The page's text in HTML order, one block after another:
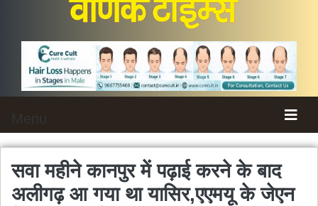
सवा महीने कानपुर में पढ़ाई करने के बाद
अलीगढ़ आ गया था यासिर,एएमयू के जेएन